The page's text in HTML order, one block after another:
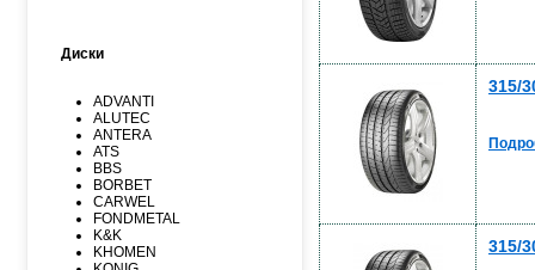
LAUFENN
MARSHAL
MATADOR
MAXXIS
MICHELIN
MIRAGE
NEXEN
NITTO
NOKIAN
NOKIAN NORDMAN
Nordman Nordman
Диски
ADVANTI
ALUTEC
ANTERA
ATS
BBS
BORBET
CARWEL
FONDMETAL
K&K
KHOMEN
315/
315/